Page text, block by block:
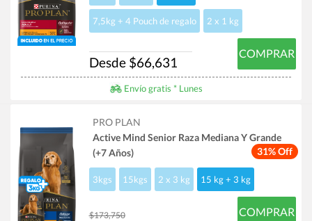
7,5kg + 4 Pouch de regalo 2 x 1 kg
Desde $66,631
COMPRAR
Envío gratis * Lunes
31% Off
PRO PLAN
Active Mind Senior Raza Mediana Y Grande
(+7 Años)
3kgs 15kgs 2 x 3 kg 15 kg + 3 kg
$173,750 COMPRAR